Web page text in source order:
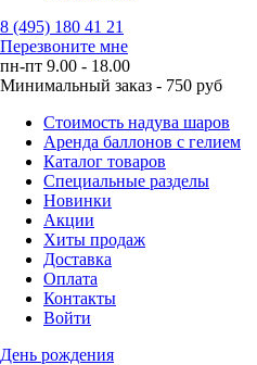
8 (495) 180 41 21
Перезвоните мне
пн-пт 9.00 - 18.00
Минимальный заказ - 750 руб
Стоимость надува шаров
Аренда баллонов с гелием
Каталог товаров
Специальные разделы
Новинки
Акции
Хиты продаж
Доставка
Оплата
Контакты
Войти
День рождения